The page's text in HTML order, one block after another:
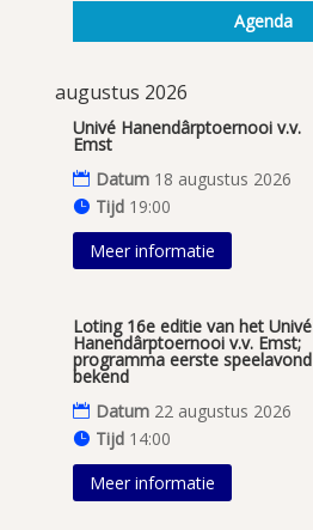
Agenda
augustus 2026
Univé Hanendârptoernooi v.v.
Emst
Datum 18 augustus 2026
Tijd 19:00
Meer informatie
Loting 16e editie van het Univé
Hanendârptoernooi v.v. Emst;
programma eerste speelavond
bekend
Datum 22 augustus 2026
Tijd 14:00
Meer informatie